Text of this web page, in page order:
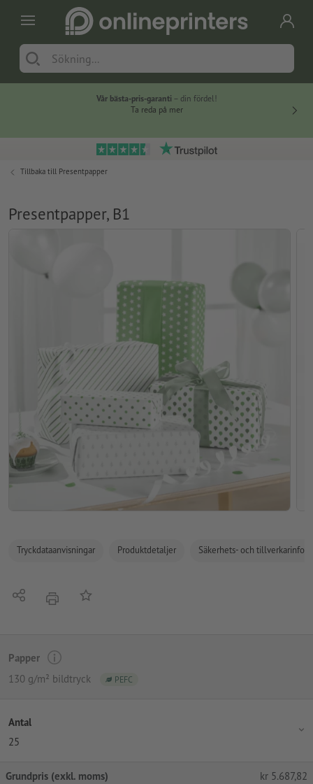
Vår bästa-pris-garanti – din fördel!
Ta reda på mer
Tillbaka till Presentpapper
Presentpapper, B1
Tryckdataanvisningar Produktdetaljer Säkerhets- och
Dela erbjudandePå anteckningslistan
Papper
130 g/m² bildtryck
PEFC
Antal
25
Grundpris (exkl. moms) kr 5.687,82